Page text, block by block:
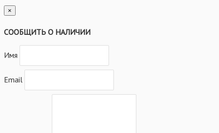
×
СООБЩИТЬ О НАЛИЧИИ
Имя
Email